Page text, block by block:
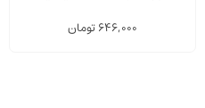
646,000تومان